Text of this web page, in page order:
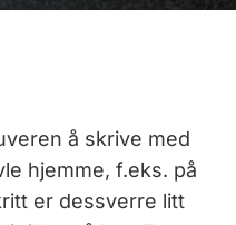
å skrive med
hjemme, f.eks. på
er dessverre litt